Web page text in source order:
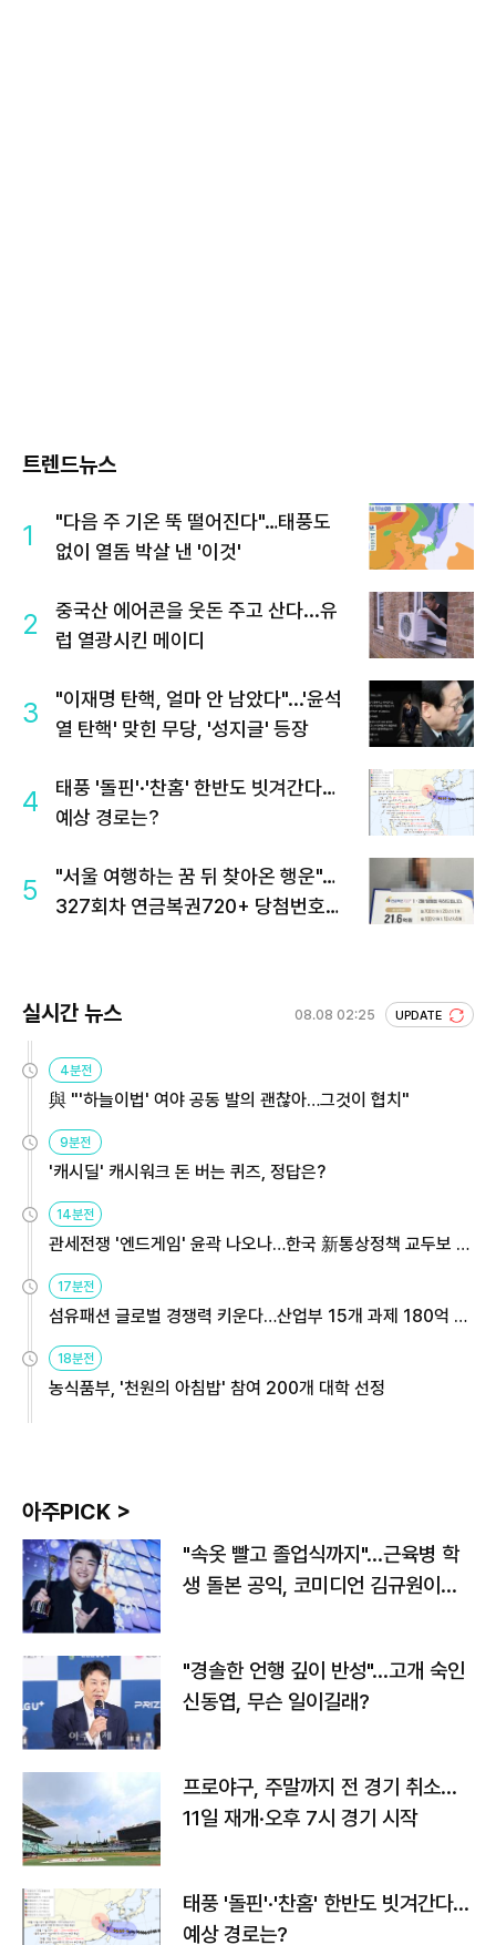
트렌드뉴스
1
"다음 주 기온 뚝 떨어진다"…태풍도
없이 열돔 박살 낸 '이것'
2
중국산 에어콘을 웃돈 주고 산다...유
럽 열광시킨 메이디
3
"이재명 탄핵, 얼마 안 남았다"...'윤석
열 탄핵' 맞힌 무당, '성지글' 등장
4
태풍 '돌핀'·'찬홈' 한반도 빗겨간다…
예상 경로는?
5
"서울 여행하는 꿈 뒤 찾아온 행운"…
327회차 연금복권720+ 당첨번호조
실시간 뉴스 08.08 02:25 UPDATE
4분전
與 "'하늘이법' 여야 공동 발의 괜찮아…그것이 협치"
9분전
'캐시딜' 캐시워크 돈 버는 퀴즈, 정답은?
14분전
관세전쟁 '엔드게임' 윤곽 나오나…한국 新통상정책 교두보 활
17분전
섬유패션 글로벌 경쟁력 키운다…산업부 15개 과제 180억 지
18분전
농식품부, '천원의 아침밥' 참여 200개 대학 선정
아주PICK >
"속옷 빨고 졸업식까지"…근육병 학
생 돌본 공익, 코미디언 김규원이었
"경솔한 언행 깊이 반성"…고개 숙인
신동엽, 무슨 일이길래?
프로야구, 주말까지 전 경기 취소…
11일 재개·오후 7시 경기 시작
태풍 '돌핀'·'찬홈' 한반도 빗겨간다…
예상 경로는?